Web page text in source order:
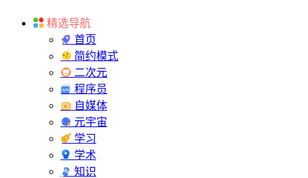
精选导航
首页
简约模式
二次元
程序员
自媒体
元宇宙
学习
学术
知识